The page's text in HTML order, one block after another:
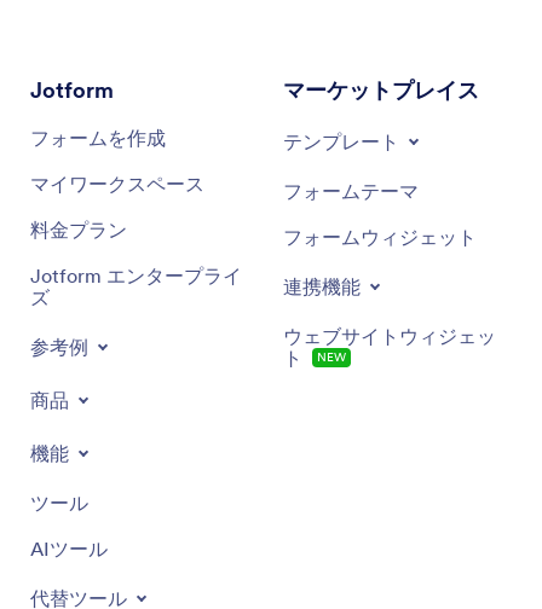
Jotform
登録
フォームを作成
マイワークスペース
料金プラン
ズ
参考例
商品
機能
ツール
AIツール
マーケットプレイス
テンプレート
フォームテーマ
フォームウィジェット
連携機能
ウェブサイトウィジェッ
ト
NEW